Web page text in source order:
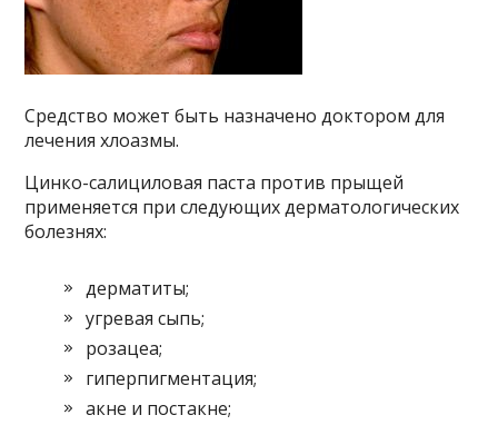
Средство может быть назначено доктором для
лечения хлоазмы.
Цинко-салициловая паста против прыщей
применяется при следующих дерматологических
болезнях:
дерматиты;
угревая сыпь;
розацеа;
гиперпигментация;
акне и постакне;